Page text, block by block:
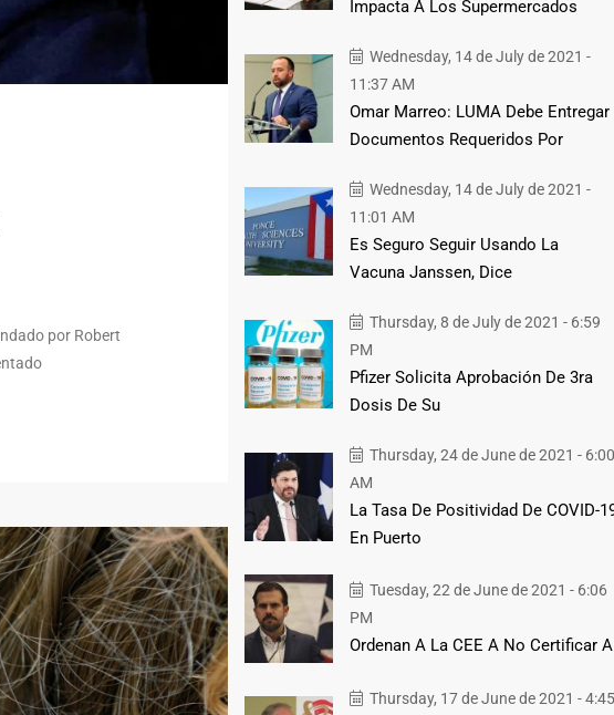
por Robert
Impacta A Los Supermercados
Wednesday, 14 de July de 2021 -
11:37 AM
Omar Marreo: LUMA Debe Entregar
Documentos Requeridos Por
Wednesday, 14 de July de 2021 -
11:01 AM
Es Seguro Seguir Usando La
Vacuna Janssen, Dice
Thursday, 8 de July de 2021 - 6:59
PM
Pfizer Solicita Aprobación De 3ra
Dosis De Su
Thursday, 24 de June de 2021 - 6:00
AM
La Tasa De Positividad De COVID-
En Puerto
Tuesday, 22 de June de 2021 - 6:06
PM
Ordenan A La CEE A No Certificar A
Thursday, 17 de June de 2021 - 4:45